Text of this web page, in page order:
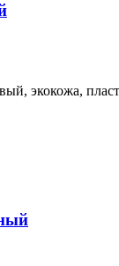
экокожа,